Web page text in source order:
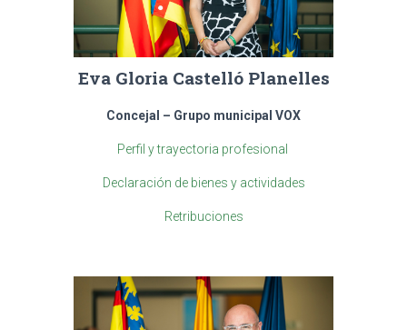
Eva Gloria Castelló Planelles
Concejal – Grupo municipal VOX
Perfil y trayectoria profesional
Declaración de bienes y actividades
Retribuciones